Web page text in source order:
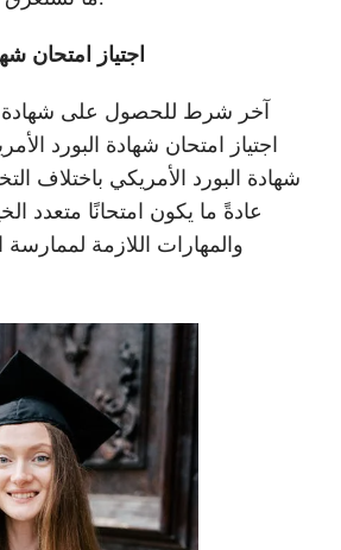
اجتياز امتحان
آخر شرط للحصول على شهادة
اجتياز امتحان شهادة البورد
شهادة البورد الأمريكي باختلاف
عادةً ما يكون امتحانًا متعدد
والمهارات اللازمة